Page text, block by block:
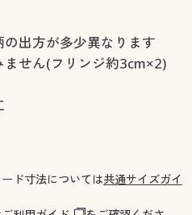
出方が多少異なります
せん(フリンジ約3cm×2)
ド寸法については共通サイズガイ